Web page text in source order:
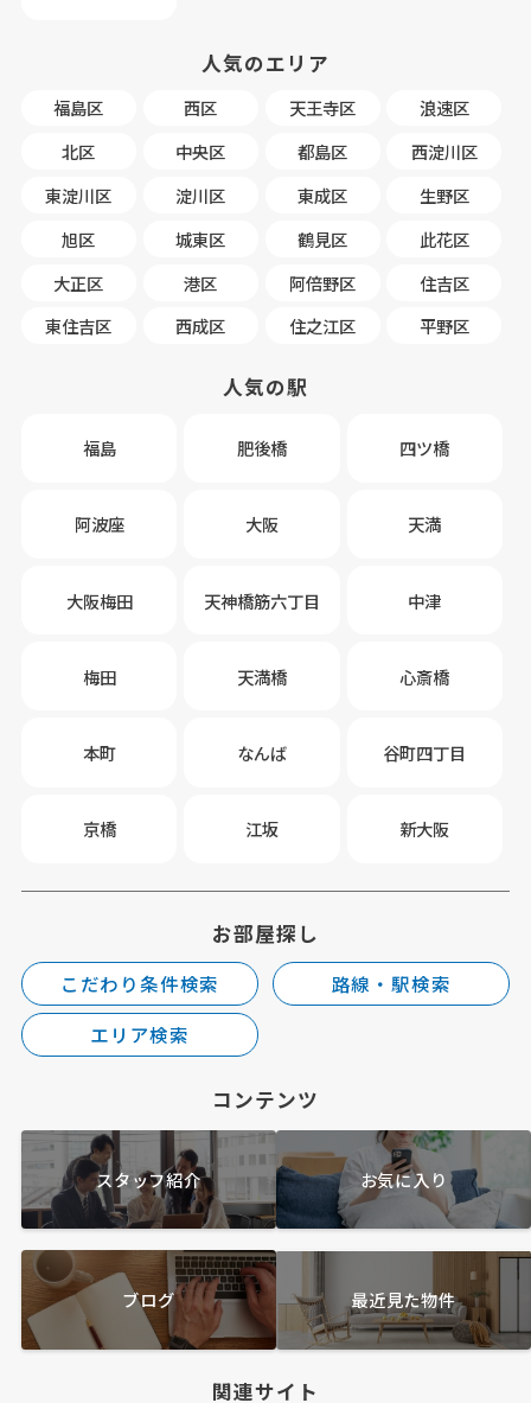
人気のエリア
福島区 西区 天王寺区
浪速区
北区
中央区 都島区
西淀川区
東淀川区
淀川区 東成区
生野区
旭区
城東区 鶴見区
此花区
大正区
港区 阿倍野区
住吉区
東住吉区
西成区 住之江区 平野区
人気の駅
福島 肥後橋 四ツ橋
阿波座 大阪 天満
大阪梅田 天神橋筋六丁目 中津
梅田 天満橋 心斎橋
本町 なんば 谷町四丁目
京橋 江坂 新大阪
お部屋探し
こだわり条件検索
路線・駅検索
エリア検索
コンテンツ
スタッフ紹介 お気に入り
ブログ 最近見た物件
関連サイト